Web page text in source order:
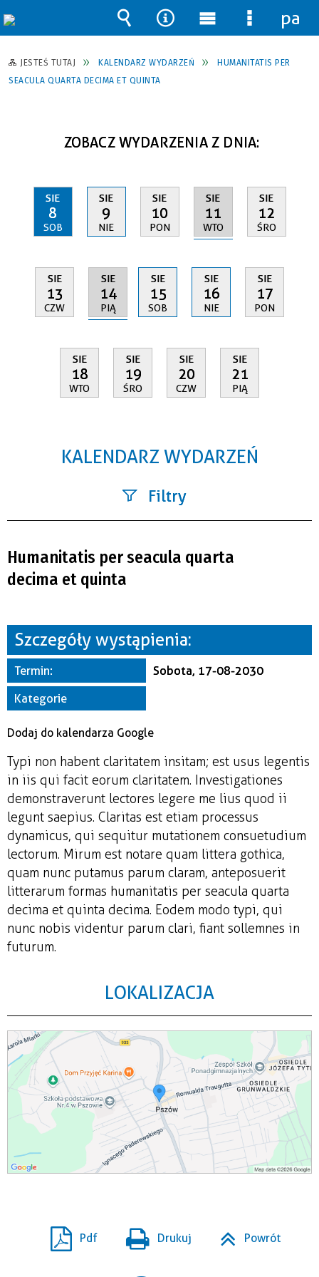
JESTEŚ TUTAJ KALENDARZ WYDARZEŃ
HUMANITATIS PER
SEACULA QUARTA DECIMA ET QUINTA
ZOBACZ WYDARZENIA Z DNIA:
SIE
8
SOB
SIE
9
NIE
SIE
10
PON
SIE
11
WTO
SIE
12
ŚRO
SIE
13
CZW
SIE
14
PIĄ
SIE
15
SOB
SIE
16
NIE
SIE
17
PON
SIE
18
WTO
SIE
19
ŚRO
SIE
20
CZW
SIE
21
PIĄ
KALENDARZ WYDARZEŃ
Filtry
—
Miejsce
Organizator
Humanitatis per seacula quarta
decima et quinta
Szczegóły wystąpienia:
Termin:
Sobota, 17-08-2030
Kategorie
Dodaj do kalendarza Google
Typi non habent claritatem insitam; est usus legentis
in iis qui facit eorum claritatem. Investigationes
demonstraverunt lectores legere me lius quod ii
legunt saepius. Claritas est etiam processus
dynamicus, qui sequitur mutationem consuetudium
lectorum. Mirum est notare quam littera gothica,
quam nunc putamus parum claram, anteposuerit
litterarum formas humanitatis per seacula quarta
decima et quinta decima. Eodem modo typi, qui
nunc nobis videntur parum clari, fiant sollemnes in
futurum.
LOKALIZACJA
Pdf Drukuj Powrót
Wyszukiwarka
Narzędzia
Menu
główne
Menu